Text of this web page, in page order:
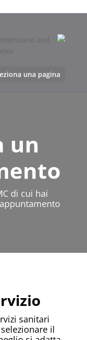
una pagina
un
di cui hai
sanitari
il